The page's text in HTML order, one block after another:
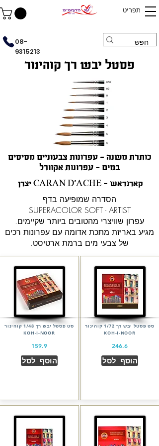
תפריט
08-
9315213
פסטל יבש רך קוהינור
כותרת משנה - עפרונות צבעוניים מסיסים
במים - עפרונות אקוורל
יצרן CARAN D'ACHE - קארנדאש
הסדרה שמופיעה בדף
SUPERACOLOR SOFT - ARTIST
עפרון שוויצרי מהטובים ביותר שקיימים.
מגיע באריזת מתכת אדומה עם עפרונות רכים
של צבעי מים ברמת ארטיסט.
סט פסטל יבש רך 1/72 קוהינור
KOH-I-NOOR
246.6
הוסף לסל
סט פסטל יבש רך 1/48 קוהינור
KOH-I-NOOR
159.9
הוסף לסל